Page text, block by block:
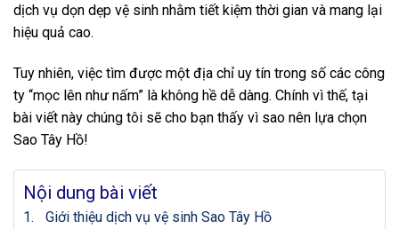
dịch vụ dọn dẹp vệ sinh nhằm tiết kiệm thời gian và mang lại
hiệu quả cao.
Tuy nhiên, việc tìm được một địa chỉ uy tín trong số các công
ty “mọc lên như nấm” là không hề dễ dàng. Chính vì thế, tại
bài viết này chúng tôi sẽ cho bạn thấy vì sao nên lựa chọn
Sao Tây Hồ!
Nội dung bài viết
Giới thiệu dịch vụ vệ sinh Sao Tây Hồ